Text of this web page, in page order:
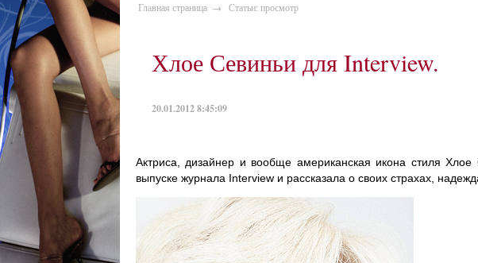
Главная страница → Статьи: просмотр
Хлое Севиньи для Interview.
20.01.2012 8:45:09
Актриса, дизайнер и вообще американская икона стиля
выпуске журнала Interview и рассказала о своих страхах,